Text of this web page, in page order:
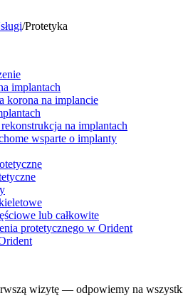
/Protetyka
implantach
korona na implancie
na implantach
wsparte o implanty
lub całkowite
protetycznego w Orident
wizytę — odpowiemy na